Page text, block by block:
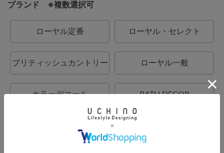
ブランド ※複数選択可
ローヤル定番 ローヤル・セレクト
ブリティッシュカントリー ローヤル一般
カラーデコール BATH DECOR